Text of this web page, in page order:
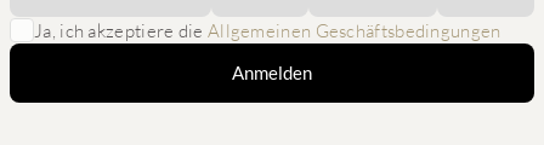
Ja, ich akzeptiere die Allgemeinen Geschäftsbedingungen
Anmelden